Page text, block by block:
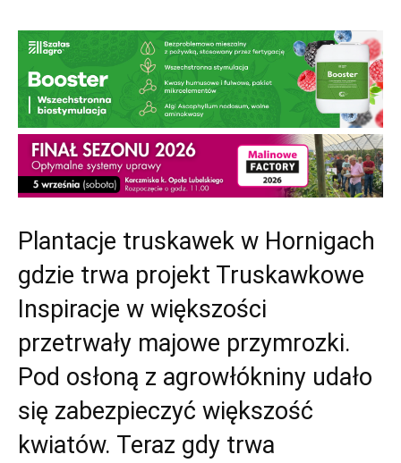
Plantacje truskawek w Hornigach
gdzie trwa projekt Truskawkowe
Inspiracje w większości
przetrwały majowe przymrozki.
Pod osłoną z agrowłókniny udało
się zabezpieczyć większość
kwiatów. Teraz gdy trwa